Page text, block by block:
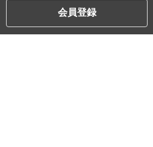
会員登録